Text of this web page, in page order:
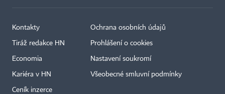
Kontakty
Tiráž redakce HN
Economia
Kariéra v HN
Ceník inzerce
Ochrana osobních údajů
Prohlášení o cookies
Nastavení soukromí
Všeobecné smluvní podmínky